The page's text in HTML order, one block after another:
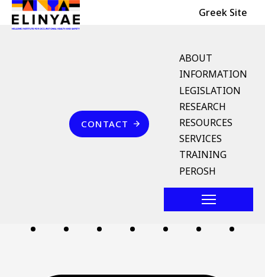
Skip to main content
Header Top Greek Site
English Menu
ABOUT
INFORMATION
LEGISLATION
RESEARCH
RESOURCES
SERVICES
TRAINING
PEROSH
Επικοινωνία
CONTACT
Breadcrumb
επαγγελματικό όχημα